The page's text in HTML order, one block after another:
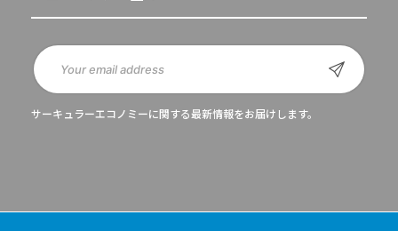
サーキュラーエコノミーに関する最新情報をお届けします。